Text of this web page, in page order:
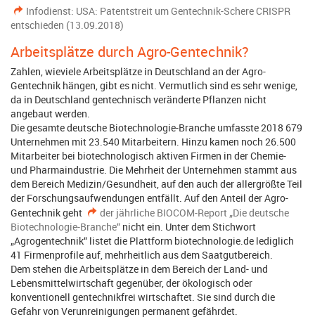
Infodienst: USA: Patentstreit um Gentechnik-Schere CRISPR
entschieden (13.09.2018)
Arbeitsplätze durch Agro-Gentechnik?
Zahlen, wieviele Arbeitsplätze in Deutschland an der Agro-
Gentechnik hängen, gibt es nicht. Vermutlich sind es sehr wenige,
da in Deutschland gentechnisch veränderte Pflanzen nicht
angebaut werden.
Die gesamte deutsche Biotechnologie-Branche umfasste 2018 679
Unternehmen mit 23.540 Mitarbeitern. Hinzu kamen noch 26.500
Mitarbeiter bei biotechnologisch aktiven Firmen in der Chemie-
und Pharmaindustrie. Die Mehrheit der Unternehmen stammt aus
dem Bereich Medizin/Gesundheit, auf den auch der allergrößte Teil
der Forschungsaufwendungen entfällt. Auf den Anteil der Agro-
Gentechnik geht
der jährliche BIOCOM-Report „Die deutsche
Biotechnologie-Branche“ nicht ein. Unter dem Stichwort
„Agrogentechnik“ listet die Plattform biotechnologie.de lediglich
41 Firmenprofile auf, mehrheitlich aus dem Saatgutbereich.
Dem stehen die Arbeitsplätze in dem Bereich der Land- und
Lebensmittelwirtschaft gegenüber, der ökologisch oder
konventionell gentechnikfrei wirtschaftet. Sie sind durch die
Gefahr von Verunreinigungen permanent gefährdet.